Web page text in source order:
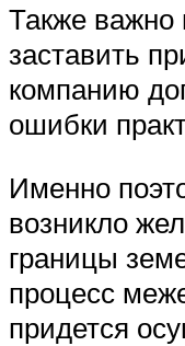
Также важно
заставить
компанию
ошибки
Именно
возникло
границы
процесс
придется